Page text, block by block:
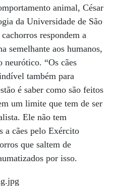
animal, César
da Universidade de São
respondem a
semelhante aos humanos,
neurótico. “Os cães
também para
é saber como são feitos
um limite que tem de ser
Ele não tem
a cães pelo Exército
que saltem de
por isso.